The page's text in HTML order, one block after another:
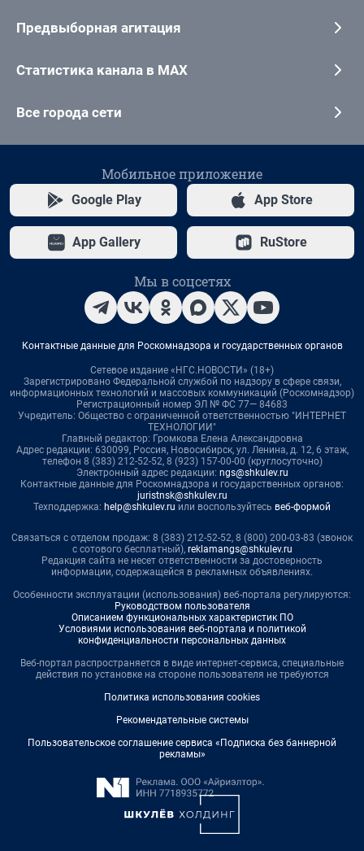
Предвыборная агитация
Статистика канала в MAX
Все города сети
Мобильное приложение
Google Play App Store
App Gallery RuStore
Мы в соцсетях
Контактные данные для Роскомнадзора и государственных органов
Сетевое издание «НГС.НОВОСТИ» (18+)
Зарегистрировано Федеральной службой по надзору в сфере связи,
информационных технологий и массовых коммуникаций (Роскомнадзор)
Регистрационный номер ЭЛ № ФС 77— 84683
Учредитель: Общество с ограниченной ответственностью "ИНТЕРНЕТ
ТЕХНОЛОГИИ"
Главный редактор: Громкова Елена Александровна
Адрес редакции: 630099, Россия, Новосибирск, ул. Ленина, д. 12, 6 этаж,
телефон 8 (383) 212-52-52, 8 (923) 157-00-00 (круглосуточно)
Электронный адрес редакции: ngs@shkulev.ru
Контактные данные для Роскомнадзора и государственных органов:
juristnsk@shkulev.ru
Техподдержка: help@shkulev.ru или воспользуйтесь веб-формой
Связаться с отделом продаж: 8 (383) 212-52-52, 8 (800) 200-03-83 (звонок
с сотового бесплатный), reklamangs@shkulev.ru
Редакция сайта не несет ответственности за достоверность
информации, содержащейся в рекламных объявлениях.
Особенности эксплуатации (использования) веб-портала регулируются:
Руководством пользователя
Описанием функциональных характеристик ПО
Условиями использования веб-портала и политикой
конфиденциальности персональных данных
Веб-портал распространяется в виде интернет-сервиса, специальные
действия по установке на стороне пользователя не требуются
Политика использования cookies
Рекомендательные системы
Пользовательское соглашение сервиса «Подписка без баннерной
рекламы»